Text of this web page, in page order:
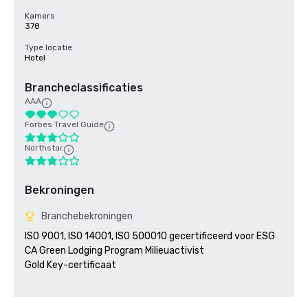
Kamers
378
Type locatie
Hotel
Brancheclassificaties
AAA
Forbes Travel Guide
Northstar
Bekroningen
Branchebekroningen
ISO 9001, ISO 14001, ISO 500010 gecertificeerd voor ESG
CA Green Lodging Program Milieuactivist
Gold Key-certificaat